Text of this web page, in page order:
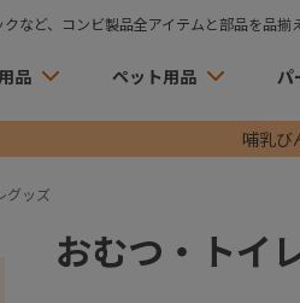
など、コンビ製品全アイテムと部品を品揃
品 ペット用品 パ
哺乳び
グッズ
おむつ・トイ